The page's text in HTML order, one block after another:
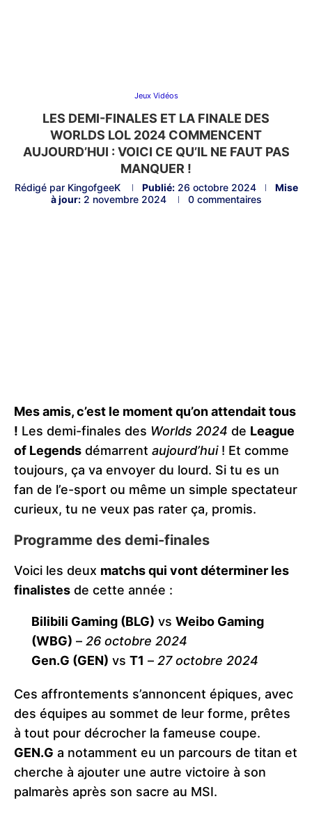
Jeux Vidéos
LES DEMI-FINALES ET LA FINALE DES
WORLDS LOL 2024 COMMENCENT
AUJOURD’HUI : VOICI CE QU’IL NE FAUT PAS
MANQUER !
Rédigé par KingofgeeK Publié: 26 octobre 2024
Mise
à jour: 2 novembre 2024 0 commentaires
Mes amis, c’est le moment qu’on attendait tous
! Les demi-finales des Worlds 2024 de League
of Legends démarrent aujourd’hui! Et comme
toujours, ça va envoyer du lourd. Si tu es un
fan de l’e-sport ou même un simple spectateur
curieux, tu ne veux pas rater ça, promis.
Programme des demi-finales
Voici les deux matchs qui vont déterminer les
finalistes de cette année :
Bilibili Gaming (BLG) vs Weibo Gaming
(WBG) – 26 octobre 2024
Gen.G (GEN) vs T1 – 27 octobre 2024
Ces affrontements s’annoncent épiques, avec
des équipes au sommet de leur forme, prêtes
à tout pour décrocher la fameuse coupe.
GEN.G a notamment eu un parcours de titan et
cherche à ajouter une autre victoire à son
palmarès après son sacre au MSI​.